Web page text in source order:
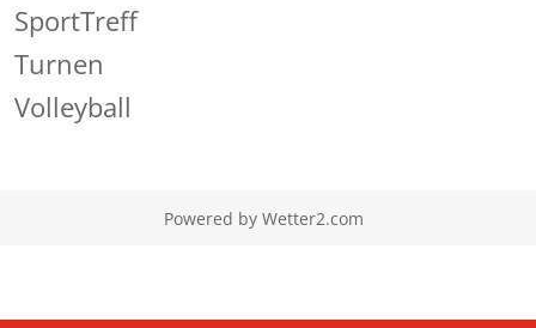
SportTreff
Turnen
Volleyball
Powered by Wetter2.com